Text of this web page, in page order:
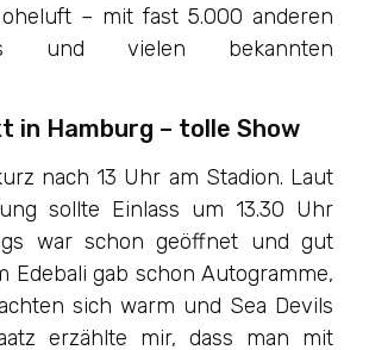
– mit fast 5.000 anderen
und vielen bekannten
in Hamburg – tolle Show
nach 13 Uhr am Stadion. Laut
sollte Einlass um 13.30 Uhr
war schon geöffnet und gut
Edebali gab schon Autogramme,
sich warm und Sea Devils
erzählte mir, dass man mit